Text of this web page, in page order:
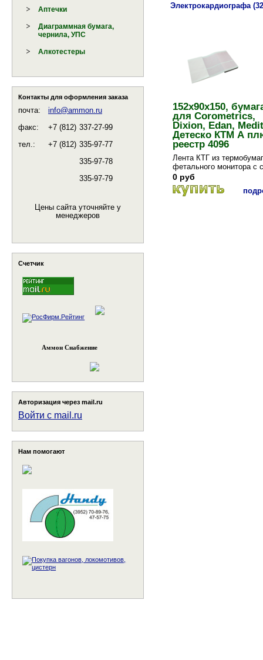
Аптечки
Диаграммная бумага,
чернила, УПС
Алкотестеры
Контакты для оформления заказа
почта:
info@ammon.ru
факс:
+7 (812) 337-27-99
тел.:
+7 (812) 335-97-77
335-97-78
335-97-79
Цены сайта уточняйте у
менеджеров
Счетчик
Аммон Снабжение
Авторизация через mail.ru
Войти с mail.ru
Нам помогают
Электрокардиографа
152х90х150,
для Corometrics,
Dixion, Edan,
Детеско КТМ А
реестр 4096
Лента КТГ из
фетального монитора с
без метки
0 руб